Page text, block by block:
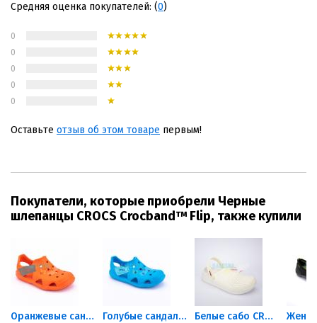
Средняя оценка покупателей: (0)
0
0
0
0
0
Оставьте отзыв об этом товаре первым!
Покупатели, которые приобрели Черные
шлепанцы CROCS Crocband™ Flip, также купили
Оранжевые сандалии Crocs... Голубые сандалии Crocs Kids... Белые сабо CROCS LiteRide™...